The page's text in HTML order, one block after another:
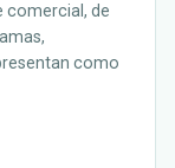
comercial, de
como